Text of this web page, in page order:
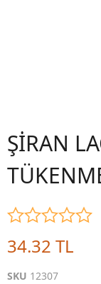
ŞİRAN
34.32 TL
SKU 12307